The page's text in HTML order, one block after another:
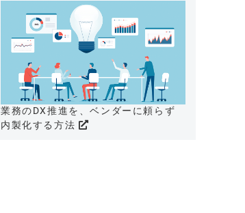
業務のDX推進を、ベンダーに頼らず
内製化する方法